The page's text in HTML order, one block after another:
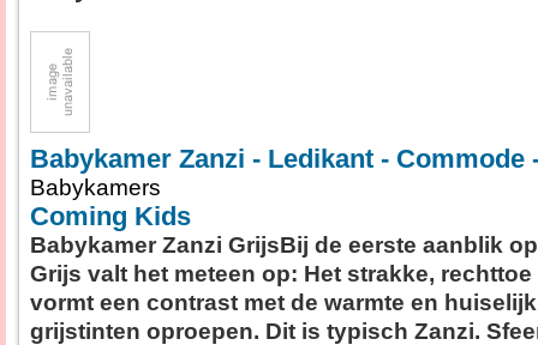
Babykamer Zanzi - Ledikant - Commode
Babykamers
Coming Kids
Babykamer Zanzi GrijsBij de eerste aanblik
Grijs valt het meteen op: Het strakke,
vormt een contrast met de warmte en
grijstinten oproepen. Dit is typisch Zanzi.